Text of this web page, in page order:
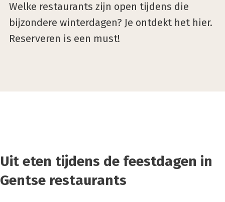
Welke restaurants zijn open tijdens die
bijzondere winterdagen? Je ontdekt het hier.
Reserveren is een must!
Uit eten tijdens de feestdagen in
Gentse restaurants